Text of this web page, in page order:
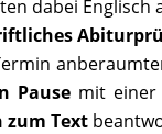
dabei Englisch
Pausemit einer
zum Text